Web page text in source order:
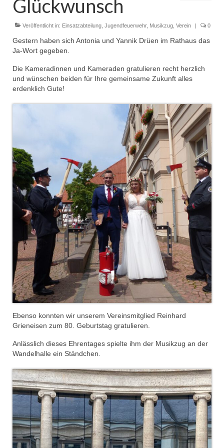
Dienstplan
Einsätze
Einsatzstichworte
Jugendfeuerwehr
Infos
Gründung Jugendfeuerwehr 1996
25-jähriges Jubiläum Jugendfeuerwehr 2021
Kreiszeltlager 2023
Kinderfeuerwehr
Infos
Dienstplan
Katastrophenschutz
GDekonP-Zug
Dienstplan Dekon-Zug
KatS-Zug
10 Jahre KatS-Zug
Musikzug
Infos
Termine
Chronik des Musikzug
Glückwunsch
Veröffentlicht in: Einsatzabteilung Jugendfeuerwehr, Musikzug Verein | 0
Gestern haben sich Antonia und Yannik Drüen im Rathaus das
Ja-Wort gegeben.
Die Kameradinnen und Kameraden gratulieren recht herzlich
und wünschen beiden für Ihre gemeinsame Zukunft alles
erdenklich Gute!
Ebenso konnten wir unserem Vereinsmitglied Reinhard
Grieneisen zum 80. Geburtstag gratulieren.
Anlässlich dieses Ehrentages spielte ihm der Musikzug an der
Wandelhalle ein Ständchen.